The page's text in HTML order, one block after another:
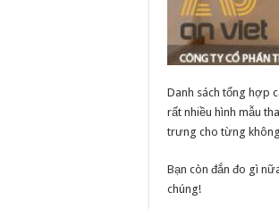
Danh sách tổng hợp
rất nhiều hình mẫu
trưng cho từng
Bạn còn đắn đo gì
chúng!